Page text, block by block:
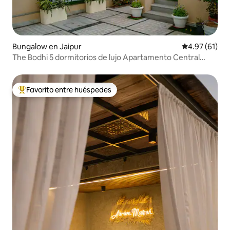
Bungalow en Jaipur Calificación
4.97 (61)
The Bodhi 5 dormitorios de lujo Apartamento Central
De los mejores en Favorito entre huéspedes
Favorito entre huéspedes